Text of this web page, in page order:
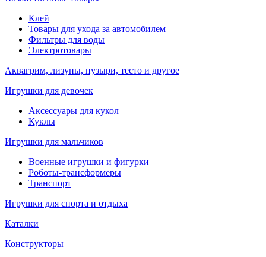
Клей
Товары для ухода за автомобилем
Фильтры для воды
Электротовары
Аквагрим, лизуны, пузыри, тесто и другое
Игрушки для девочек
Аксессуары для кукол
Куклы
Игрушки для мальчиков
Военные игрушки и фигурки
Роботы-трансформеры
Транспорт
Игрушки для спорта и отдыха
Каталки
Конструкторы